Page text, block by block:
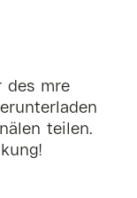
des mre
teilen.